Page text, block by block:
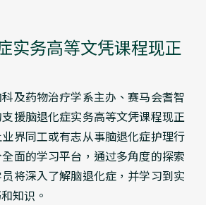
实务高等文凭课程现正
及药物治疗学系主办、赛马会耆智
援脑退化症实务高等文凭课程现正
界同工或有志从事脑退化症护理行
面的学习平台，通过多角度的探索
将深入了解脑退化症，并学习到实
知识。